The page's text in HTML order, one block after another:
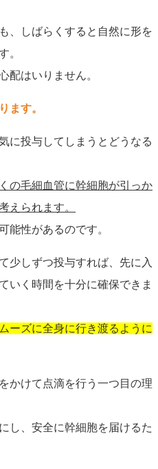
、しばらくすると自然に形を
。
配はいりません。
ます。
に投与してしまうとどうなる
の毛細血管に幹細胞が引っか
えられます。
能性があるのです。
少しずつ投与すれば、先に入
いく時間を十分に確保できま
ーズに全身に行き渡るように
かけて点滴を行う一つ目の理
し、安全に幹細胞を届けるた